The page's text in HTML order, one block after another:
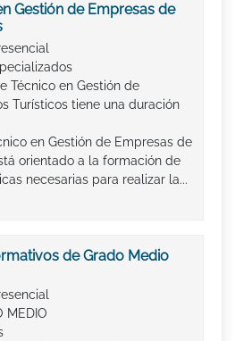
Gestión de Empresas de
Técnico en Gestión de
Turísticos tiene una duración
en Gestión de Empresas de
orientado a la formación de
necesarias para realizar la...
de Grado Medio
MEDIO